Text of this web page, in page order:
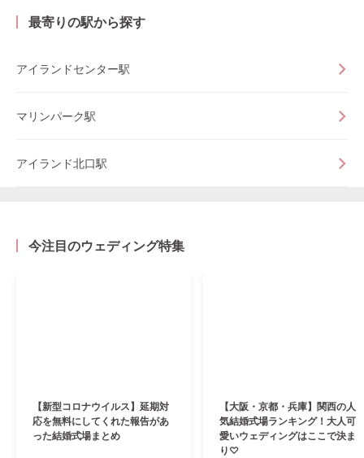
最寄りの駅から探す
アイランドセンター駅
マリンパーク駅
アイランド北口駅
今注目のウェディング特集
【新型コロナウイルス】延期対
応を無料にしてくれた報告があ
った結婚式場まとめ
【大阪・京都・兵庫】関西の人
気結婚式場ランキング！大人可
愛いウェディングはここで決ま
り♡